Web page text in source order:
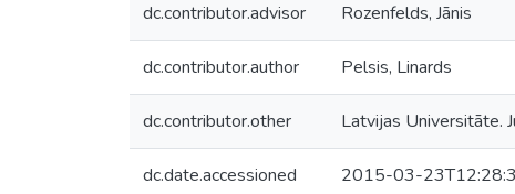
dc.contributor.advisor Rozenfelds, Jānis
dc.contributor.author Pelsis, Linards
dc.contributor.other Latvijas Universitāte.
dc.date.accessioned 2015-03-